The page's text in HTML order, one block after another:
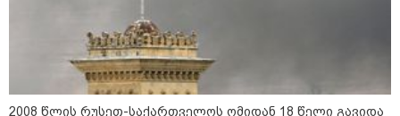
კატეგორიის ყველა სიახლე
2008 წლის რუსეთ-საქართველოს ომიდან 18 წელი გავიდა